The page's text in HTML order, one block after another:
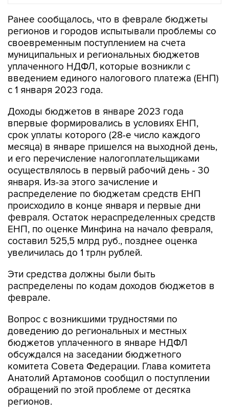
Ранее сообщалось, что в феврале бюджеты
регионов и городов испытывали проблемы со
своевременным поступлением на счета
муниципальных и региональных бюджетов
уплаченного НДФЛ, которые возникли с
введением единого налогового платежа (ЕНП)
с 1 января 2023 года.
Доходы бюджетов в январе 2023 года
впервые формировались в условиях ЕНП,
срок уплаты которого (28-е число каждого
месяца) в январе пришелся на выходной день,
и его перечисление налогоплательщиками
осуществлялось в первый рабочий день - 30
января. Из-за этого зачисление и
распределение по бюджетам средств ЕНП
происходило в конце января и первые дни
февраля. Остаток нераспределенных средств
ЕНП, по оценке Минфина на начало февраля,
составил 525,5 млрд руб., позднее оценка
увеличилась до 1 трлн рублей.
Эти средства должны были быть
распределены по кодам доходов бюджетов в
феврале.
Вопрос с возникшими трудностями по
доведению до региональных и местных
бюджетов уплаченного в январе НДФЛ
обсуждался на заседании бюджетного
комитета Совета Федерации. Глава комитета
Анатолий Артамонов сообщил о поступлении
обращений по этой проблеме от десятка
регионов.